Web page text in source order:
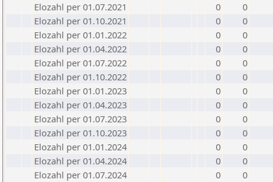
Elozahl per 01.07.2021
0
0
Elozahl per 01.10.2021
0
0
Elozahl per 01.01.2022
0
0
Elozahl per 01.04.2022
0
0
Elozahl per 01.07.2022
0
0
Elozahl per 01.10.2022
0
0
Elozahl per 01.01.2023
0
0
Elozahl per 01.04.2023
0
0
Elozahl per 01.07.2023
0
0
Elozahl per 01.10.2023
0
0
Elozahl per 01.01.2024
0
0
Elozahl per 01.04.2024
0
0
Elozahl per 01.07.2024
0
0